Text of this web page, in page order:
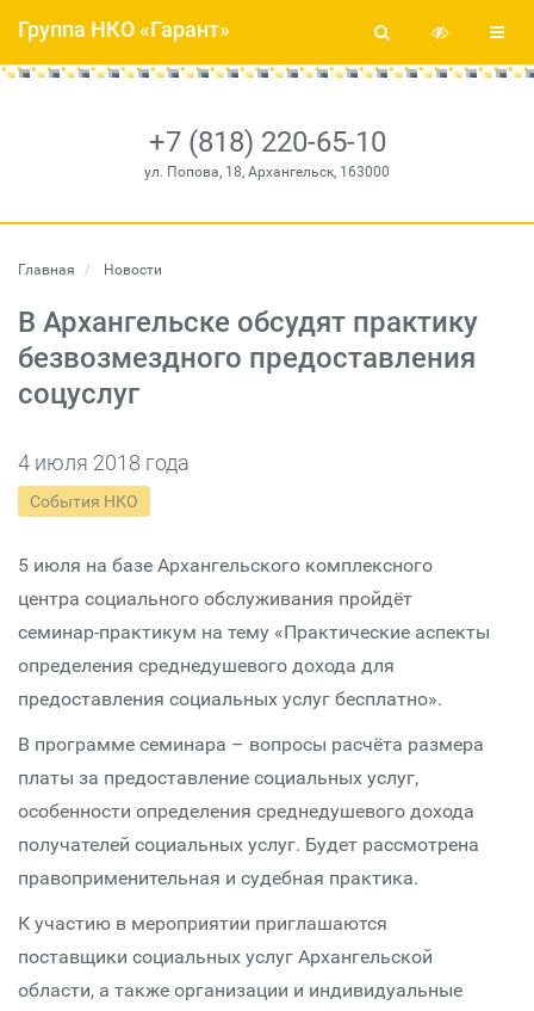
+7 (818) 220-65-10
ул. Попова, 18, Архангельск, 163000
Группа НКО «Гарант»
Главная Новости
В Архангельске обсудят практику
безвозмездного предоставления
соцуслуг
4 июля 2018 года
События НКО
5 июля на базе Архангельского комплексного
центра социального обслуживания пройдёт
семинар-практикум на тему «Практические аспекты
определения среднедушевого дохода для
предоставления социальных услуг бесплатно».
В программе семинара – вопросы расчёта размера
платы за предоставление социальных услуг,
особенности определения среднедушевого дохода
получателей социальных услуг. Будет рассмотрена
правоприменительная и судебная практика.
К участию в мероприятии приглашаются
поставщики социальных услуг Архангельской
области, а также организации и индивидуальные